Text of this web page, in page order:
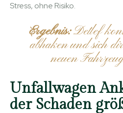
Stress, ohne Risiko.
Ergebnis:Detlef
abhaken und sich
neuen
Unfallwagen
der Schaden